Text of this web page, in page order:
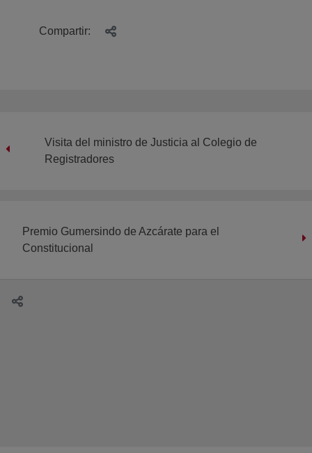
Compartir:
Visita del ministro de Justicia al Colegio de
Registradores
Premio Gumersindo de Azcárate para el
Constitucional